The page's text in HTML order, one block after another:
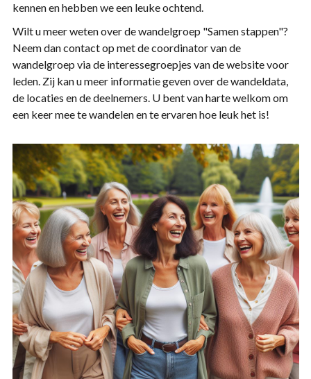
kennen en hebben we een leuke ochtend.
Wilt u meer weten over de wandelgroep "Samen stappen"?
Neem dan contact op met de coordinator van de
wandelgroep via de interessegroepjes van de website voor
leden. Zij kan u meer informatie geven over de wandeldata,
de locaties en de deelnemers. U bent van harte welkom om
een keer mee te wandelen en te ervaren hoe leuk het is!